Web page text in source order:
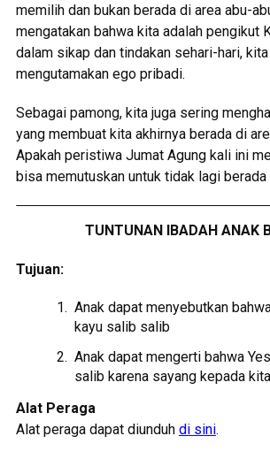
memilih dan bukan berada di area abu-
mengatakan bahwa kita adalah pengikut
dalam sikap dan tindakan sehari-hari,
mengutamakan ego pribadi.
Sebagai pamong, kita juga sering
yang membuat kita akhirnya berada di
Apakah peristiwa Jumat Agung kali ini
bisa memutuskan untuk tidak lagi berada
TUNTUNAN IBADAH ANAK
Tujuan:
Anak dapat menyebutkan
kayu salib salib
Anak dapat mengerti bahwa
salib karena sayang kepada kita
Alat Peraga
Alat peraga dapat diunduh di sini.